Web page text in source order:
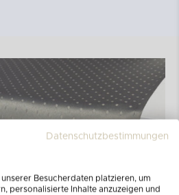
Datenschutzbestimmungen
Besucherdaten platzieren, um
personalisierte Inhalte anzuzeigen und